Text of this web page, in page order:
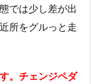
では少し差が出
所をグルっと走
。チェンジペダ